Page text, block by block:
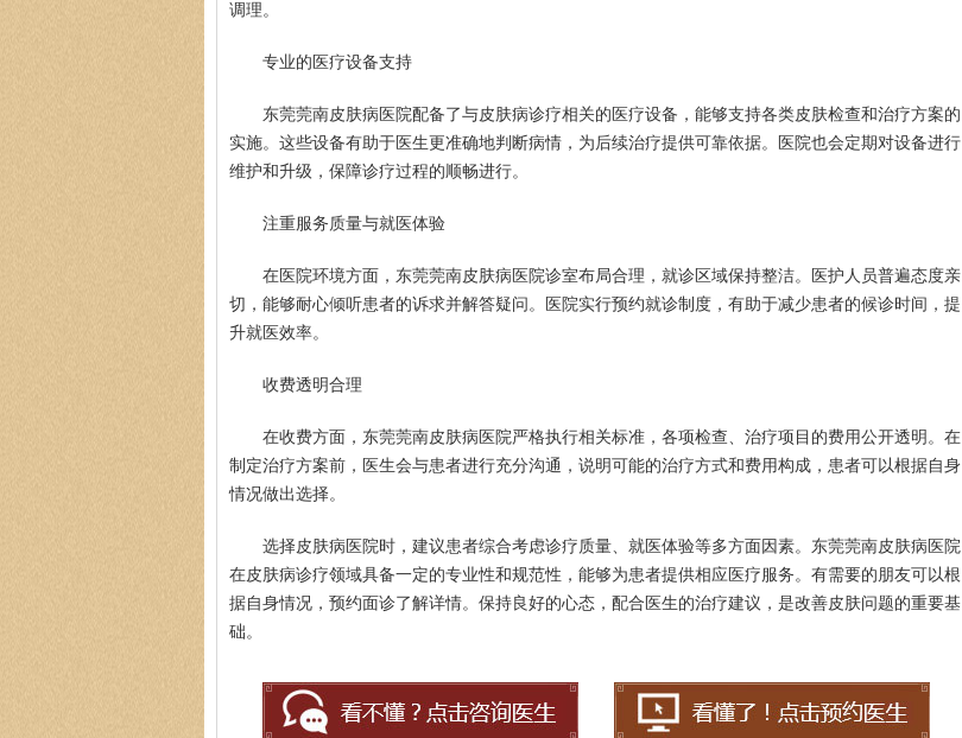
调理。
专业的医疗设备支持
东莞莞南皮肤病医院配备了与皮肤病诊疗相关的医疗设备，能够支持各类皮肤检查和治疗方案的
实施。这些设备有助于医生更准确地判断病情，为后续治疗提供可靠依据。医院也会定期对设备进行
维护和升级，保障诊疗过程的顺畅进行。
注重服务质量与就医体验
在医院环境方面，东莞莞南皮肤病医院诊室布局合理，就诊区域保持整洁。医护人员普遍态度亲
切，能够耐心倾听患者的诉求并解答疑问。医院实行预约就诊制度，有助于减少患者的候诊时间，提
升就医效率。
收费透明合理
在收费方面，东莞莞南皮肤病医院严格执行相关标准，各项检查、治疗项目的费用公开透明。在
制定治疗方案前，医生会与患者进行充分沟通，说明可能的治疗方式和费用构成，患者可以根据自身
情况做出选择。
选择皮肤病医院时，建议患者综合考虑诊疗质量、就医体验等多方面因素。东莞莞南皮肤病医院
在皮肤病诊疗领域具备一定的专业性和规范性，能够为患者提供相应医疗服务。有需要的朋友可以根
据自身情况，预约面诊了解详情。保持良好的心态，配合医生的治疗建议，是改善皮肤问题的重要基
础。
殷芳 皮肤科主任